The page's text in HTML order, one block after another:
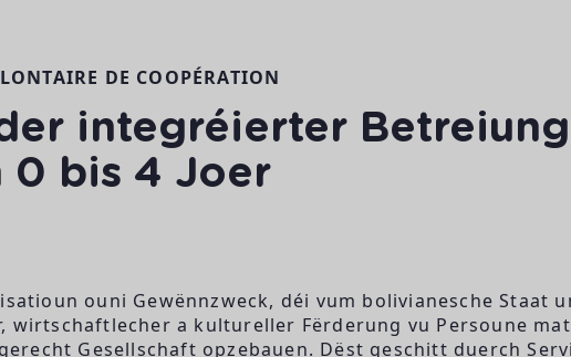
DE COOPÉRATION
integréierter
0 bis 4 Joer
ouni Gewënnzweck, déi vum bolivianesche Staat
wirtschaftlecher a kultureller Fërderung vu Persoune
Gesellschaft opzebauen. Dëst geschitt duerch